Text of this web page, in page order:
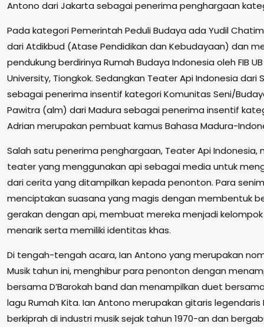
Antono dari Jakarta sebagai penerima penghargaan
Pada kategori Pemerintah Peduli Budaya ada Yudil Chatim,
dari Atdikbud (Atase Pendidikan dan Kebudayaan) dan
pendukung berdirinya Rumah Budaya Indonesia oleh FIB
University, Tiongkok. Sedangkan Teater Api Indonesia dari
sebagai penerima insentif kategori Komunitas Seni/
Pawitra (alm) dari Madura sebagai penerima insentif
Adrian merupakan pembuat kamus Bahasa Madura-
Salah satu penerima penghargaan, Teater Api Indonesia,
teater yang menggunakan api sebagai media untuk
dari cerita yang ditampilkan kepada penonton. Para
menciptakan suasana yang magis dengan membentuk
gerakan dengan api, membuat mereka menjadi
menarik serta memiliki identitas khas.
Di tengah-tengah acara, Ian Antono yang merupakan
Musik tahun ini, menghibur para penonton dengan
bersama D’Barokah band dan menampilkan duet
lagu Rumah Kita. Ian Antono merupakan gitaris
berkiprah di industri musik sejak tahun 1970-an dan